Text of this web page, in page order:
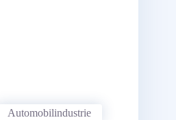
Automobil­industrie